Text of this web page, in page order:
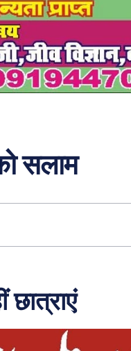
सलाम
छात्राएं